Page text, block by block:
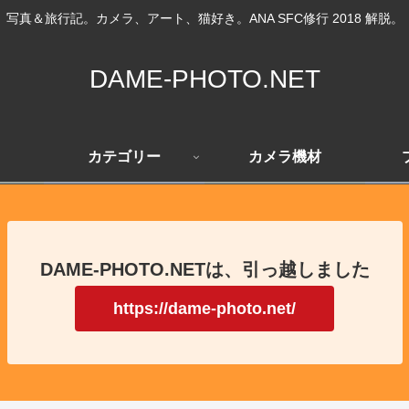
写真＆旅行記。カメラ、アート、猫好き。ANA SFC修行 2018 解脱。
DAME-PHOTO.NET
カテゴリー カメラ機材
DAME-PHOTO.NETは、引っ越しました
https://dame-photo.net/